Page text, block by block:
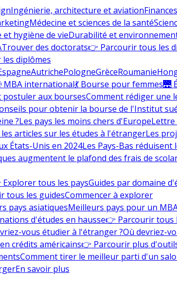
Ingénierie, architecture et aviation
Médecine et sciences de la santé
hygiène de vieDurabilité et
Trouver des doctorats👉 Parcourir tous les
les diplômes
AutrichePologneGrèceRoumanie
MBA international💃 Bourse pour femmes🌉
postuler aux boursesComment rédiger une
pour obtenir la bourse de l'Institut
?Les pays les moins chers d'Europe
articles sur les études à l'étrangerLes
États-Unis en 2024Les Pays-Bas
augmentent le plafond des frais de
tous les paysGuides par domaine
tous les guidesCommencer à explorer
pays asiatiquesMeilleurs pays pour un
d'études en hausse👉 Parcourir tous
vous étudier à l'étranger ?Où devriez-
crédits américains👉 Parcourir plus
Comment tirer le meilleur parti d'un
En savoir plus